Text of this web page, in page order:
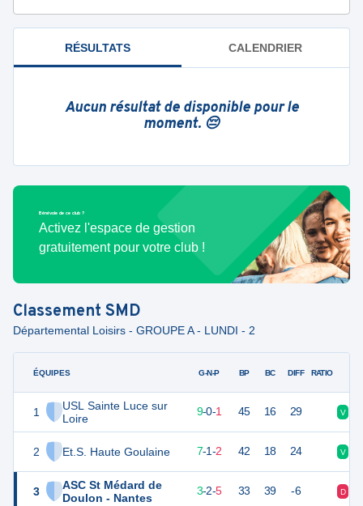
RÉSULTATS CALENDRIER
Aucun résultat de disponible pour le
moment. 😔
Bénévole de ce club ?
Activez l'espace de gestion
gratuitement pour votre club !
Classement SMD
Départemental Loisirs - GROUPE A - LUNDI - 2
ÉQUIPES
1
USL Sainte Luce sur
Loire
2 Et.S. Haute Goulaine
3
ASC St Médard de
Doulon - Nantes
G-N-P BP BC DIFF RATIO
27 9-0-1 45 16 29 V
22 10 7-1-2 42 18 24 V
11 3-2-5 33 39 -6 D